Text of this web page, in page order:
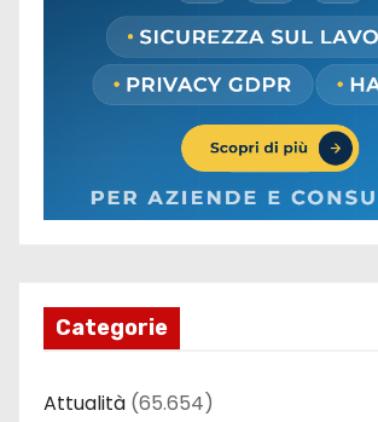
Categorie
Attualità (65.654)